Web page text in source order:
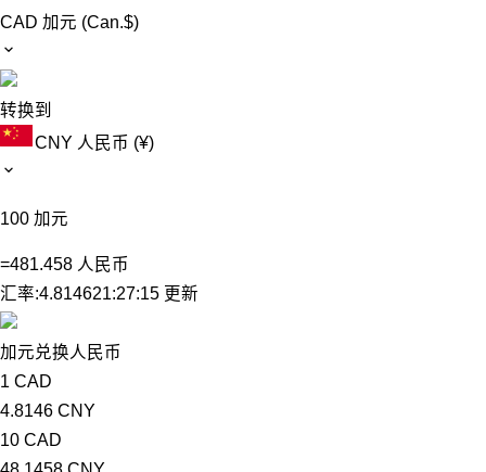
CAD 加元 (Can.$)
转换到
CNY 人民币 (¥)
100 加元
=481.458 人民币
汇率:4.814621:27:15 更新
加元兑换人民币
1 CAD
4.8146 CNY
10 CAD